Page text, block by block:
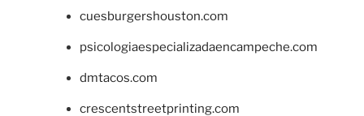
cuesburgershouston.com
psicologiaespecializadaencampeche.com
dmtacos.com
crescentstreetprinting.com